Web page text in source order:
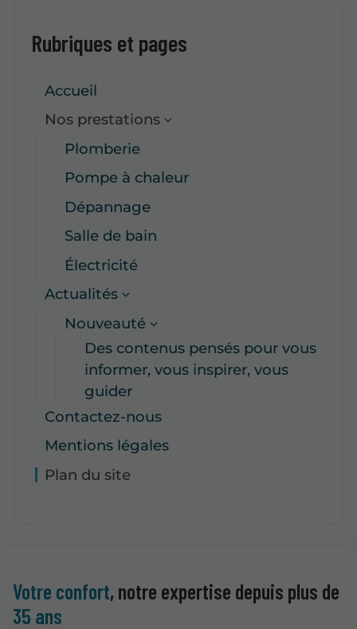
Rubriques et pages
Accueil
Nos prestations
Plomberie
Pompe à chaleur
Dépannage
Salle de bain
Électricité
Actualités
Nouveauté
Des contenus pensés pour vous
informer, vous inspirer, vous
guider
Contactez-nous
Mentions légales
Plan du site
Votre confort, notre expertise depuis plus de
35 ans